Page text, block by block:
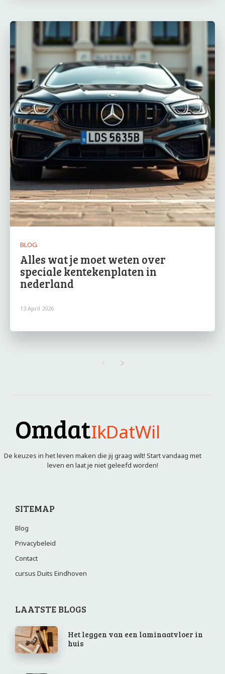
BLOG
Alles wat je moet weten over
speciale kentekenplaten in
nederland
13 April 2026
OmdatIkDatWil
De keuzes in het leven maken die jij graag wilt! Start vandaag met
leven en laat je niet geleefd worden!
SITEMAP
Blog
Privacybeleid
Contact
cursus Duits Eindhoven
LAATSTE BLOGS
Het leggen van een laminaatvloer in
huis